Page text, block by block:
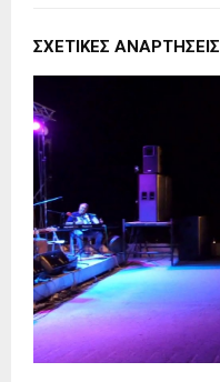
ΣΧΕΤΙΚΈΣ ΑΝΑΡΤΉΣΕΙΣ